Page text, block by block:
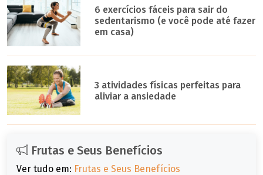
6 exercícios fáceis para sair do
sedentarismo (e você pode até fazer
em casa)
3 atividades físicas perfeitas para
aliviar a ansiedade
Frutas e Seus Benefícios
Ver tudo em: Frutas e Seus Benefícios